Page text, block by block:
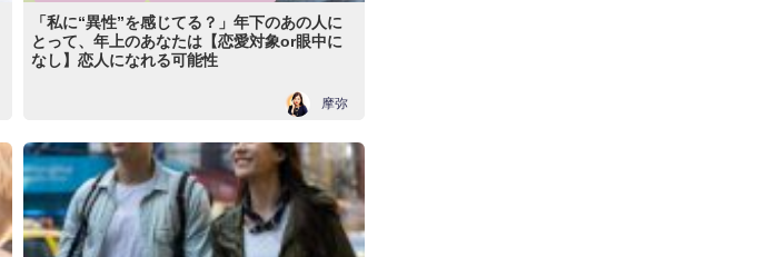
「私に“異性”を感じてる？」年下のあの人に
とって、年上のあなたは【恋愛対象or眼中に
なし】恋人になれる可能性
摩弥